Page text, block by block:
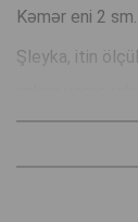
Kəmər eni 2
Şleyka, itin
kürəyini